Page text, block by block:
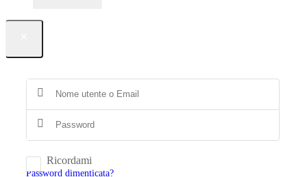
Ricordami
Password dimenticata?